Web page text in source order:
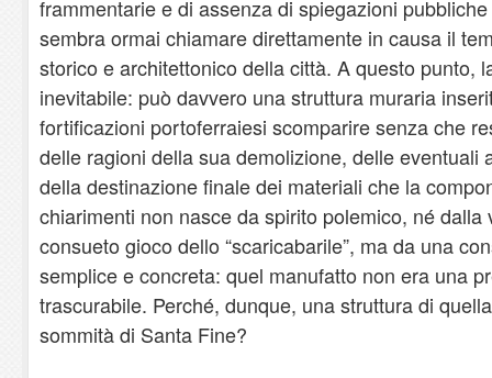
frammentarie e di assenza di spiegazioni
sembra ormai chiamare direttamente in causa il
storico e architettonico della città. A questo punto,
inevitabile: può davvero una struttura muraria
fortificazioni portoferraiesi scomparire senza che
delle ragioni della sua demolizione, delle eventuali
della destinazione finale dei materiali che la
chiarimenti non nasce da spirito polemico, né dalla
consueto gioco dello “scaricabarile”, ma da una
semplice e concreta: quel manufatto non era una
trascurabile. Perché, dunque, una struttura di
sommità di Santa Fine?